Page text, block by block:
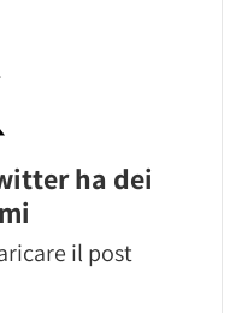
ha dei
il post